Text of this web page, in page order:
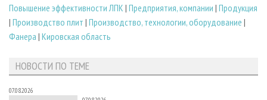
Повышение эффективности ЛПК | Предприятия, компании | Продукция
| Производство плит | Производство, технологии, оборудование |
Фанера | Кировская область
НОВОСТИ ПО ТЕМЕ
07.08.2026